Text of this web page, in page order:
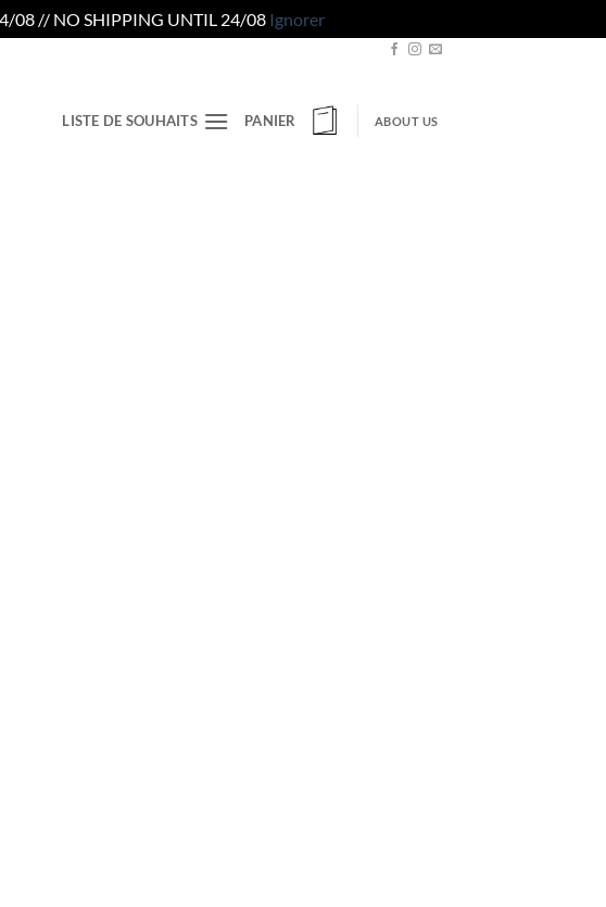
08 // NO SHIPPING UNTIL 24/08 Ignorer
LISTE DE SOUHAITS PANIER ABOUT US